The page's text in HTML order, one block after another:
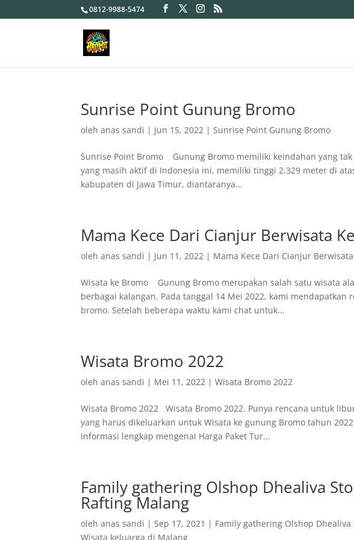
0812-9988-5474
Sunrise Point Gunung Bromo
olehanas sandi | Jun 15, 2022 |Sunrise Point Gunung Bromo
Sunrise Point Bromo Gunung Bromo memiliki keindahan yang
yang masih aktif di Indonesia ini, memiliki tinggi 2.329 meter di
kabupaten di Jawa Timur, diantaranya...
Mama Kece Dari Cianjur Berwisata
olehanas sandi | Jun 11, 2022 | Mama Kece Dari Cianjur
Wisata ke Bromo Gunung Bromo merupakan salah satu wisata
berbagai kalangan. Pada tanggal 14 Mei 2022, kami
bromo. Setelah beberapa waktu kami chat untuk...
Wisata Bromo 2022
olehanas sandi | Mei 11, 2022 |Wisata Bromo 2022
Wisata Bromo 2022 Wisata Bromo 2022. Punya rencana untuk
yang harus dikeluarkan untuk Wisata ke gunung Bromo tahun
informasi lengkap mengenai Harga Paket Tur...
Family gathering Olshop Dhealiva
Rafting Malang
olehanas sandi |Sep 17, 2021 | Family gathering Olshop
Wisata keluarga di Malang